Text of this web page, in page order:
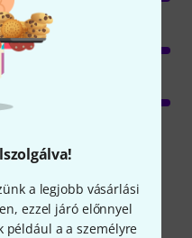
a legjobb vásárlási
ezzel járó előnnyel
például a a személyre